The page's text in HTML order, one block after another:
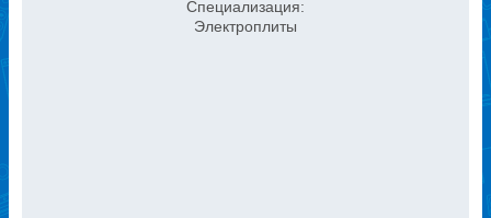
Специализация:
Электроплиты